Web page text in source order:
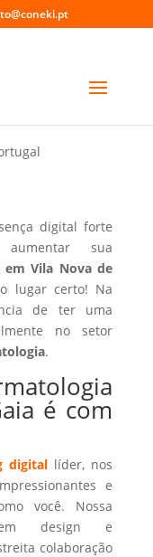
em Vila
digital forte
sua
em Vila Nova de
lugar certo! Na
de ter uma
no setor
.
é com
digital líder, nos
e
você. Nossa
design e
colaboração